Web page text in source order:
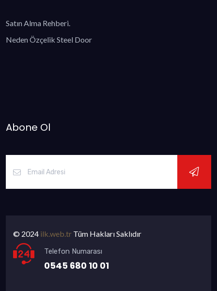
Satın Alma Rehberi.
Neden Özçelik Steel Door
Abone Ol
© 2024 ilk.web.tr Tüm Hakları Saklıdır
Telefon Numarası
0545 680 10 01